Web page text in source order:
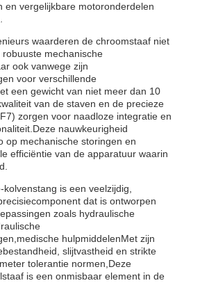
en vergelijkbare motoronderdelen
waarderen de chroomstaaf niet
mechanische
ook vanwege zijn
voor verschillende
een gewicht van niet meer dan 10
van de staven en de precieze
zorgen voor naadloze integratie en
nauwkeurigheid
op mechanische storingen en
efficiëntie van de apparatuur waarin
is een veelzijdig,
dat is ontworpen
zoals hydraulische
hulpmiddelenMet zijn
slijtvastheid en strikte
tolerantie normen,Deze
is een onmisbaar element in de